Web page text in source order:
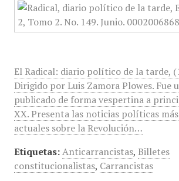
El Radical: diario político de la tarde,
Dirigido por Luis Zamora Plowes.
publicado de forma vespertina a
XX. Presenta las noticias políticas
actuales sobre la Revolución…
Etiquetas: Anticarrancistas, Billetes
constitucionalistas, Carrancistas